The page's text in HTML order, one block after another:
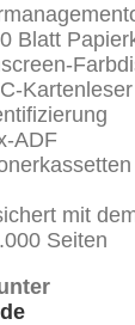
Blatt
ADF
mit
Seiten